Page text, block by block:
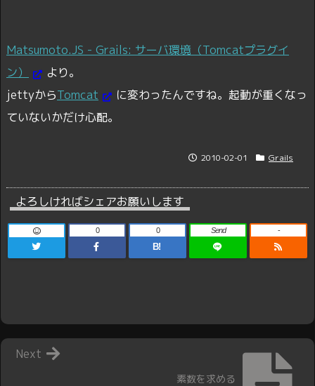
Matsumoto.JS - Grails: サーバ環境（Tomcatプラグイ
ン）
より。
jettyからTomcat
に変わったんですね。起動が重くなっ
ていないかだけ心配。
2010-02-01 Grails
よろしければシェアお願いします
0
B!
0 Send -
素数を求める
Next